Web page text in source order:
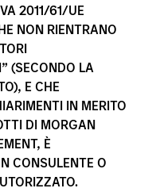
2011/61/UE
NON RIENTRANO
(SECONDO LA
E CHE
IN MERITO
DI MORGAN
È
CONSULENTE O